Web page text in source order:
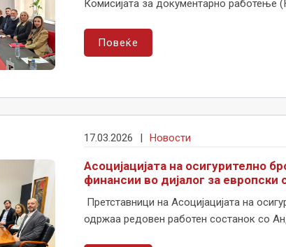
Комисијата за документарно работење
Повеќе
17.03.2026 | Новости
Асоцијацијата на осигурително
финансии во дијалог за
Претставници на Асоцијацијата на
одржаа редовен работен состанок со